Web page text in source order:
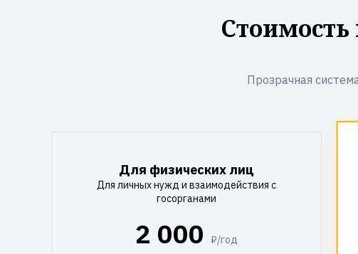
Прозрачная
Для физических лиц
Для личных нужд и взаимодействия с
госорганами
2 000 ₽/год